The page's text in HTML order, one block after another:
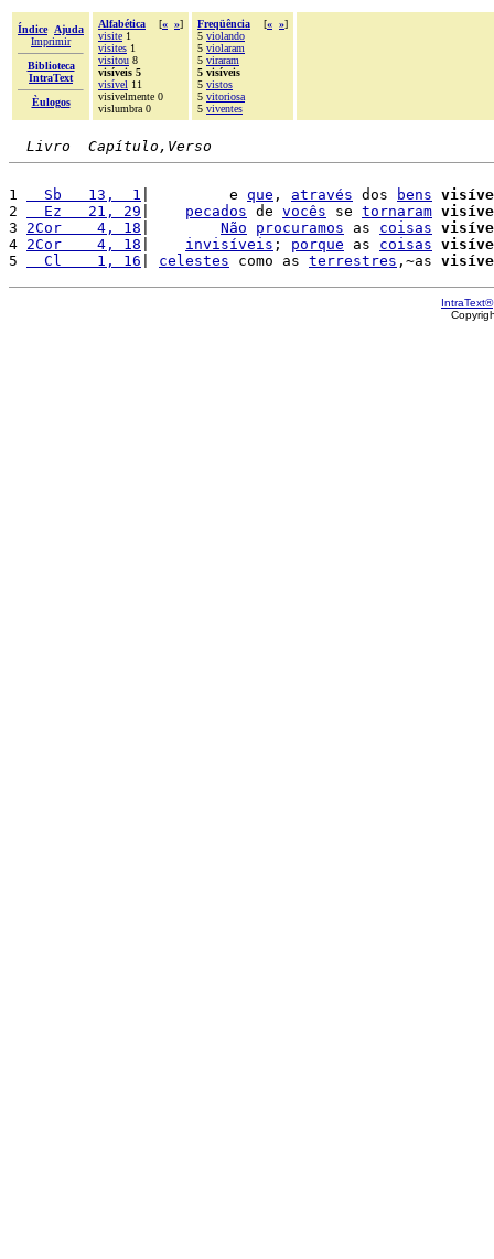
Índice
Ajuda
Imprimir
Biblioteca
IntraText
Èulogos
Alfabética [« »]
visite 1
visites 1
visitou 8
visíveis 5
visível 11
visivelmente 0
vislumbra 0
Freqüência [« »]
5 violando
5 violaram
5 viraram
5 visíveis
5 vistos
5 vitoriosa
5 viventes
Livro  Capítulo,Verso
1
  Sb   13,  1
|         e que , através dos bens
2
  Ez   21, 29
pecados de vocês se tornaram
3 2Cor    4, 18 Não procuramos as coisas
4 2Cor    4, 18 invisíveis ; porque as coisas
5
  Cl    1, 16
celestes como as terrestres ,~as
IntraText®